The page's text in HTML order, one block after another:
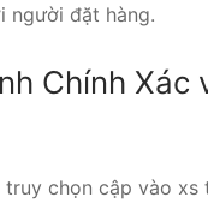
người đặt hàng.
Chính Xác
truy chọn cập vào xs